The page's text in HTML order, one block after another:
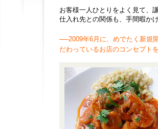
お客様一人ひとりをよく見て、
仕入れ先との関係も、手間暇かけ
──2009年6月に、めでたく新規
だわっているお店のコンセプト